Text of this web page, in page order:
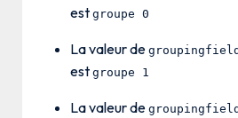
est groupe 0
La valeur de groupingfield
est groupe 1
La valeur de groupingfield